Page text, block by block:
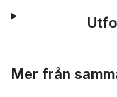
Mer från